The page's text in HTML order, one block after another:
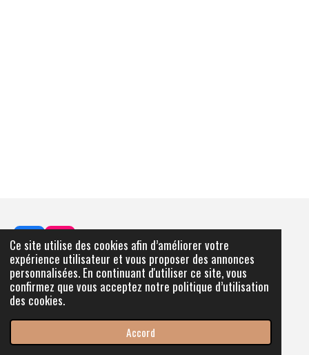
Ce site utilise des cookies afin d’améliorer votre
expérience utilisateur et vous proposer des annonces
personnalisées. En continuant d'utiliser ce site, vous
confirmez que vous acceptez notre politique d’utilisation
des cookies.
Accord
F
a
c
e
b
o
k
I
n
s
t
a
g
a
Partager Partager Partager Partager
© 2023 - 2026 Luéra par L’atelier de Lucille
Propulsé parWebador